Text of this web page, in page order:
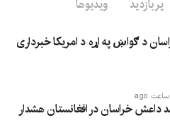
پربازدید ویدیوها
د ګواښ په اړه د امریکا خبرداری
داعش خراسان در افغانستان هشدار